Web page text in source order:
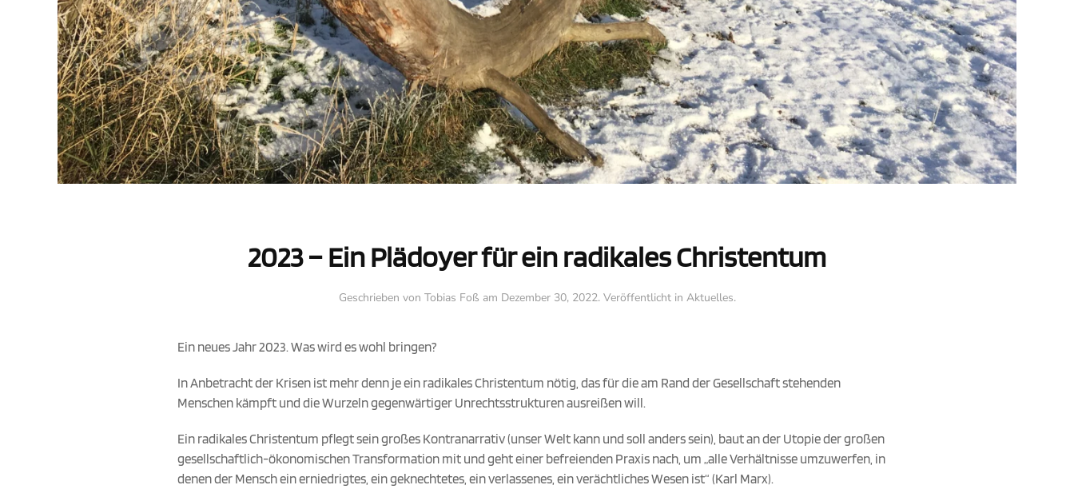
2023 – Ein Plädoyer für ein radikales Christentum
Geschrieben von Tobias Foß am Dezember 30, 2022. Veröffentlicht in Aktuelles.
Ein neues Jahr 2023. Was wird es wohl bringen?
In Anbetracht der Krisen ist mehr denn je ein radikales Christentum nötig, das für die am Rand der Gesellschaft stehenden
Menschen kämpft und die Wurzeln gegenwärtiger Unrechtsstrukturen ausreißen will.
Ein radikales Christentum pflegt sein großes Kontranarrativ (unser Welt kann und soll anders sein), baut an der Utopie der großen
gesellschaftlich-ökonomischen Transformation mit und geht einer befreienden Praxis nach, um „alle Verhältnisse umzuwerfen, in
denen der Mensch ein erniedrigtes, ein geknechtetes, ein verlassenes, ein verächtliches Wesen ist“ (Karl Marx).